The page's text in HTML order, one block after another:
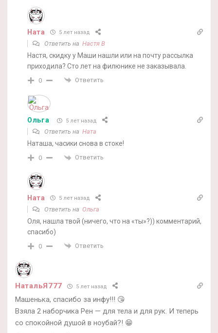
Ната 5 лет назад
Ответить на Настя В
Настя, скидку у Маши нашли или на почту рассылка
приходила? Сто лет на филюнике не заказывала.
0 Ответить
Ольга 5 лет назад
Ответить на Ната
Наташа, часики снова в стоке!
0 Ответить
Ната 5 лет назад
Ответить на Ольга
Оля, нашла твой (ничего, что на «ты»?)) комментарий,
спасибо)
0 Ответить
НатальЯ777 5 лет назад
Машенька, спасибо за инфу!!! 😘
Взяла 2 наборчика Рен — для тела и для рук. И теперь
со спокойной душой в ноубай?! 😁